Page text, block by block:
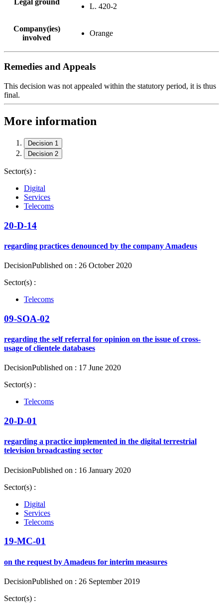
L. 420-2
Company(ies)
involved
Orange
Remedies and Appeals
This decision was not appealed within the statutory period, it is thus
final.
More information
Decision 1
Decision 2
Sector(s) :
Digital
Services
Telecoms
20-D-14
regarding practices denounced by the company Amadeus
DecisionPublished on : 26 October 2020
Sector(s) :
Telecoms
09-SOA-02
regarding the self referral for opinion on the issue of cross-
usage of clientele databases
DecisionPublished on : 17 June 2020
Sector(s) :
Telecoms
20-D-01
regarding a practice implemented in the digital terrestrial
television broadcasting sector
DecisionPublished on : 16 January 2020
Sector(s) :
Digital
Services
Telecoms
19-MC-01
on the request by Amadeus for interim measures
DecisionPublished on : 26 September 2019
Sector(s) :